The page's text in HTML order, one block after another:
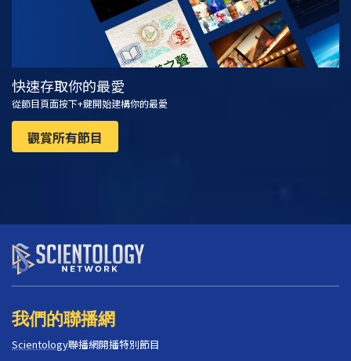
快速存取你的最愛
從節目頁面按下+鍵開始建構你的最愛
觀賞所有節目
我們的聯播網
Scientology聯播網開播特別節目